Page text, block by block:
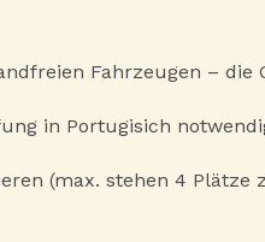
Fahrzeugen – die
in Portugisich
(max. stehen 4 Plätze